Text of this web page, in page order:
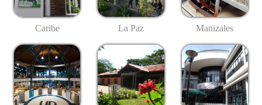
Caribe La Paz Manizales